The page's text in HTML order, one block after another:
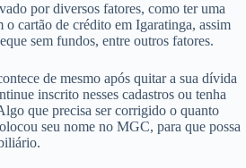
por diversos fatores, como ter uma
cartão de crédito em Igaratinga, assim
sem fundos, entre outros fatores.
de mesmo após quitar a sua dívida
inscrito nesses cadastros ou tenha
que precisa ser corrigido o quanto
seu nome no MGC, para que possa